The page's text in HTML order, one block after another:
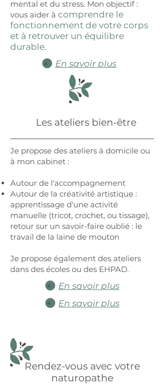
mental et du stress. Mon objectif :
vous aider à comprendre le
fonctionnement de votre corps
et à retrouver un équilibre
durable.
En savoir plus
Les ateliers bien-être
Je propose des ateliers à domicile ou
à mon cabinet :
Autour de l'accompagnement
Autour de la créativité artistique :
apprentissage d'une activité
manuelle (tricot, crochet, ou tissage),
retour sur un savoir-faire oublié : le
travail de la laine de mouton
Je propose également des ateliers
dans des écoles ou des EHPAD.
En savoir plus
En savoir plus
Rendez-vous avec votre
naturopathe